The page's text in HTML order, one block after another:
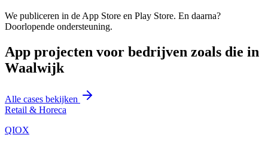
We publiceren in de App Store en Play Store. En daarna?
Doorlopende ondersteuning.
App projecten voor bedrijven zoals die in
Waalwijk
Alle cases bekijken
Retail & Horeca
QIOX